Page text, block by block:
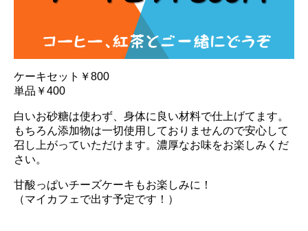
ケーキセット￥800
単品￥400
白いお砂糖は使わず、身体に良い材料で仕上げてます。
もちろん添加物は一切使用しておりませんので安心して
召し上がっていただけます。濃厚なお味をお楽しみくだ
さい。
甘酸っぱいチーズケーキもお楽しみに！
（マイカフェで出す予定です！）